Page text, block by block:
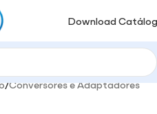
Download
/Conversores e Adaptadores